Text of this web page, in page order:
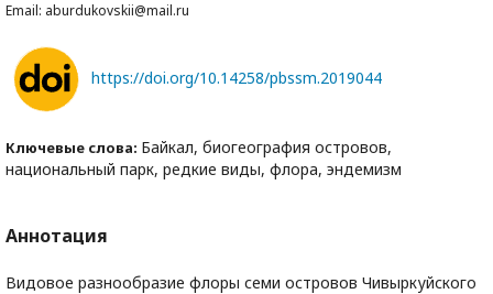
Email: aburdukovskii@mail.ru
https://doi.org/10.14258/pbssm.2019044
Ключевые слова: Байкал, биогеография островов,
национальный парк, редкие виды, флора, эндемизм
Аннотация
Видовое разнообразие флоры семи островов Чивыркуйского